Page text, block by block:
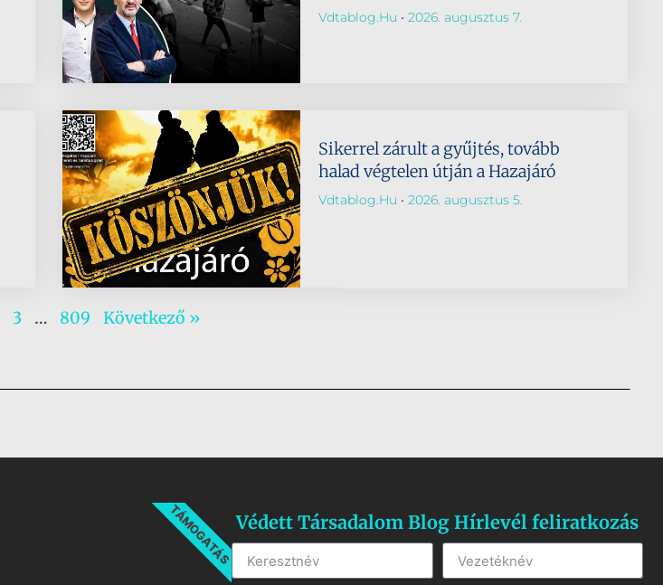
Vdtablog.hu 2026. augusztus 7.
Sikerrel zárult a gyűjtés, tovább
halad végtelen útján a Hazajáró
Vdtablog.hu 2026. augusztus 5.
3 … 809 Következő »
TÁMOGATÁSVédett Társadalom Blog Hírlevél feliratkozás